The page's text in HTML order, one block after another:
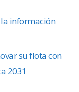
la información
su flota con
2031